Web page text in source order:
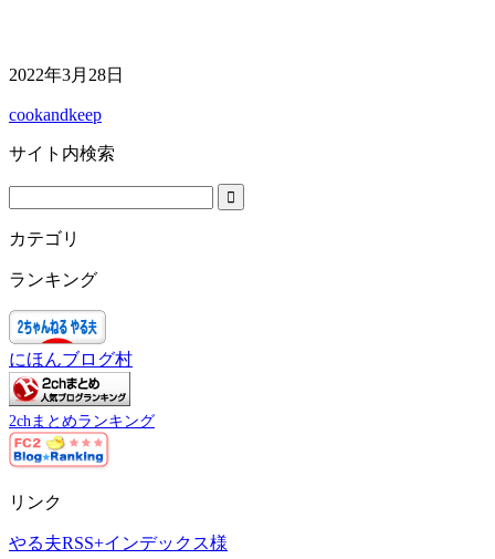
2022年3月28日
cookandkeep
サイト内検索
カテゴリ
ランキング
にほんブログ村
2chまとめランキング
リンク
やる夫RSS+インデックス様